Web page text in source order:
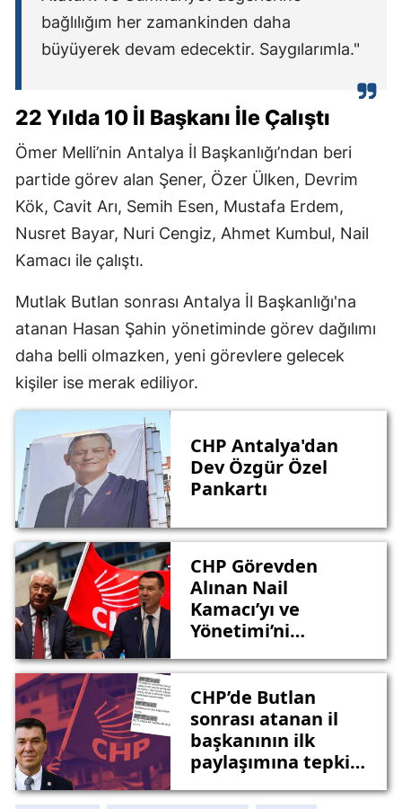
bağlılığım her zamankinden daha
büyüyerek devam edecektir. Saygılarımla."
22 Yılda 10 İl Başkanı İle Çalıştı
Ömer Melli’nin Antalya İl Başkanlığı’ndan beri
partide görev alan Şener, Özer Ülken, Devrim
Kök, Cavit Arı, Semih Esen, Mustafa Erdem,
Nusret Bayar, Nuri Cengiz, Ahmet Kumbul, Nail
Kamacı ile çalıştı.
Mutlak Butlan sonrası Antalya İl Başkanlığı'na
atanan Hasan Şahin yönetiminde görev dağılımı
daha belli olmazken, yeni görevlere gelecek
kişiler ise merak ediliyor.
CHP Antalya'dan
Dev Özgür Özel
Pankartı
CHP Görevden
Alınan Nail
Kamacı’yı ve
Yönetimi’ni
CHP’de Butlan
sonrası atanan il
başkanının ilk
paylaşımına tepki